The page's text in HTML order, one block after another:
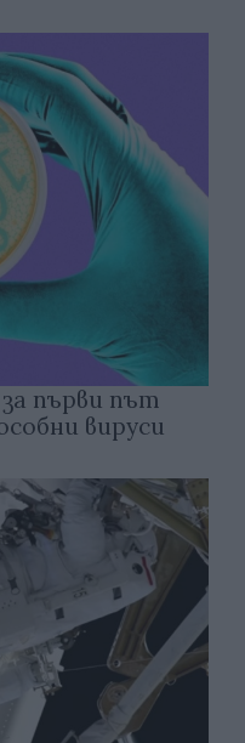
първи път
вируси